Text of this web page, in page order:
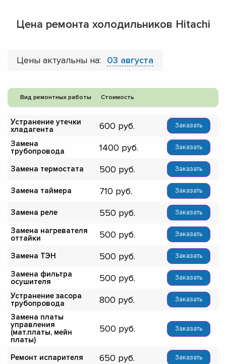
Цена ремонта холодильников Hitachi
Цены актуальны на: 03 августа
Вид ремонтных работы Стоимость
Устранение утечки
хладагента
600 Заказать
Замена
трубопровода
1400 Заказать
Замена термостата 500 Заказать
Замена таймера 710 Заказать
Замена реле 550 Заказать
Замена нагревателя
оттайки
500 Заказать
Замена ТЭН 500 Заказать
Замена фильтра
осушителя
500 Заказать
Устранение засора
трубопровода
800 Заказать
Замена платы
управления
(мат.платы, мейн
платы)
500 Заказать
Ремонт испарителя 650 Заказать